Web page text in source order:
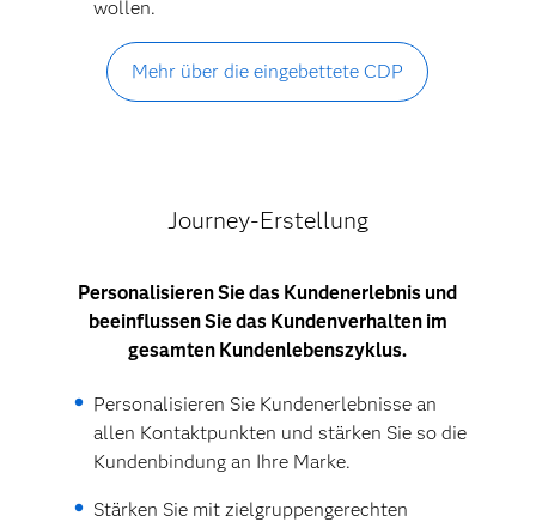
wollen.
Mehr über die eingebettete CDP
Journey-Erstellung
Personalisieren Sie das Kundenerlebnis und
beeinflussen Sie das Kundenverhalten im
gesamten Kundenlebenszyklus.
Personalisieren Sie Kundenerlebnisse an
allen Kontaktpunkten und stärken Sie so die
Kundenbindung an Ihre Marke.
Stärken Sie mit zielgruppengerechten